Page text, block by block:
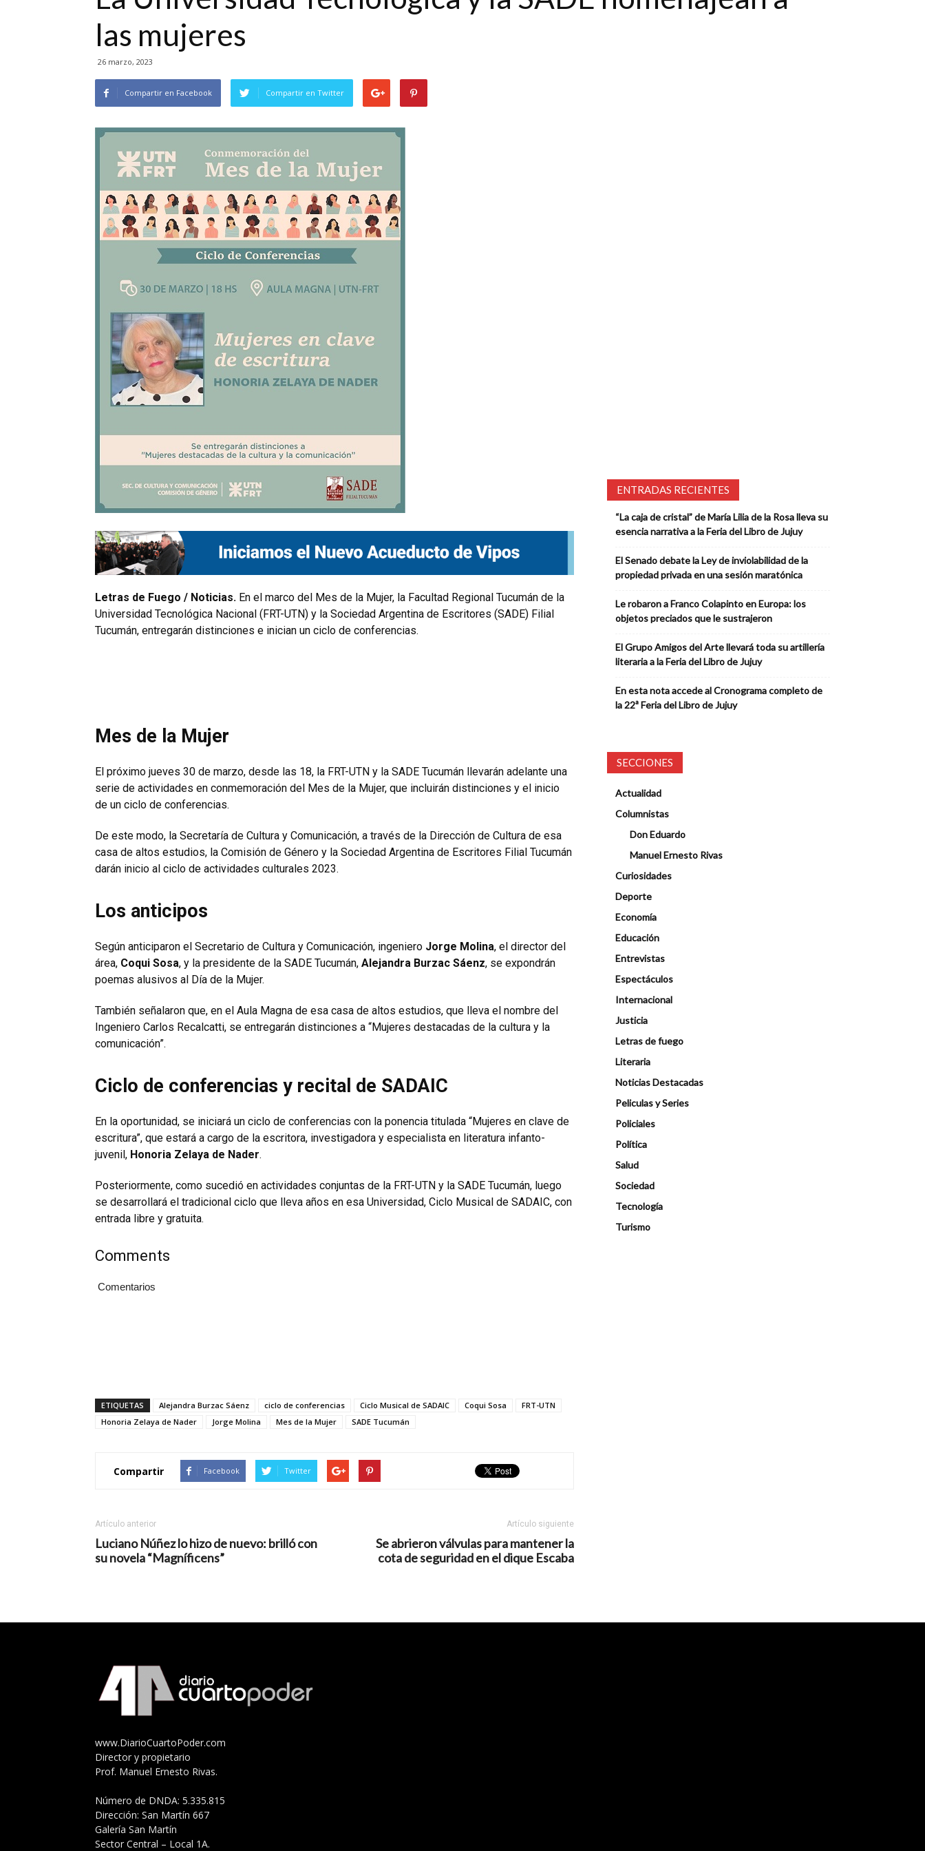
las mujeres
26 marzo, 2023
Compartir en Facebook Compartir en Twitter
Letras de Fuego / Noticias. En el marco del Mes de la Mujer, la Facultad Regional Tucumán de la
Universidad Tecnológica Nacional (FRT-UTN) y la Sociedad Argentina de Escritores (SADE) Filial
Tucumán, entregarán distinciones e inician un ciclo de conferencias.
Mes de la Mujer
El próximo jueves 30 de marzo, desde las 18, la FRT-UTN y la SADE Tucumán llevarán adelante una
serie de actividades en conmemoración del Mes de la Mujer, que incluirán distinciones y el inicio
de un ciclo de conferencias.
De este modo, la Secretaría de Cultura y Comunicación, a través de la Dirección de Cultura de esa
casa de altos estudios, la Comisión de Género y la Sociedad Argentina de Escritores Filial Tucumán
darán inicio al ciclo de actividades culturales 2023.
Los anticipos
Según anticiparon el Secretario de Cultura y Comunicación, ingeniero Jorge Molina, el director del
área, Coqui Sosa, y la presidente de la SADE Tucumán, Alejandra Burzac Sáenz, se expondrán
poemas alusivos al Día de la Mujer.
También señalaron que, en el Aula Magna de esa casa de altos estudios, que lleva el nombre del
Ingeniero Carlos Recalcatti, se entregarán distinciones a “Mujeres destacadas de la cultura y la
comunicación”.
Ciclo de conferencias y recital de SADAIC
En la oportunidad, se iniciará un ciclo de conferencias con la ponencia titulada “Mujeres en clave de
escritura”, que estará a cargo de la escritora, investigadora y especialista en literatura infanto-
juvenil, Honoria Zelaya de Nader.
Posteriormente, como sucedió en actividades conjuntas de la FRT-UTN y la SADE Tucumán, luego
se desarrollará el tradicional ciclo que lleva años en esa Universidad, Ciclo Musical de SADAIC, con
entrada libre y gratuita.
Comments
Comentarios
ETIQUETAS Alejandra Burzac Sáenz ciclo de conferencias Ciclo Musical de SADAIC Coqui Sosa
FRT-UTN
Honoria Zelaya de Nader
Jorge Molina Mes de la Mujer SADE Tucumán
Compartir Facebook Twitter
Artículo anterior
Luciano Núñez lo hizo de nuevo: brilló con
su novela “Magníficens”
Artículo siguiente
Se abrieron válvulas para mantener la
cota de seguridad en el dique Escaba
ENTRADAS RECIENTES
“La caja de cristal” de María Lilia de la Rosa lleva su
esencia narrativa a la Feria del Libro de Jujuy
El Senado debate la Ley de inviolabilidad de la
propiedad privada en una sesión maratónica
Le robaron a Franco Colapinto en Europa: los
objetos preciados que le sustrajeron
El Grupo Amigos del Arte llevará toda su artillería
literaria a la Feria del Libro de Jujuy
En esta nota accede al Cronograma completo de
la 22ª Feria del Libro de Jujuy
SECCIONES
Actualidad
Columnistas
Don Eduardo
Manuel Ernesto Rivas
Curiosidades
Deporte
Economía
Educación
Entrevistas
Espectáculos
Internacional
Justicia
Letras de fuego
Literaria
Noticias Destacadas
Peliculas y Series
Policiales
Política
Salud
Sociedad
Tecnología
Turismo
www.DiarioCuartoPoder.com
Director y propietario
Prof. Manuel Ernesto Rivas.
Número de DNDA: 5.335.815
Dirección: San Martín 667
Galería San Martín
Sector Central – Local 1A.